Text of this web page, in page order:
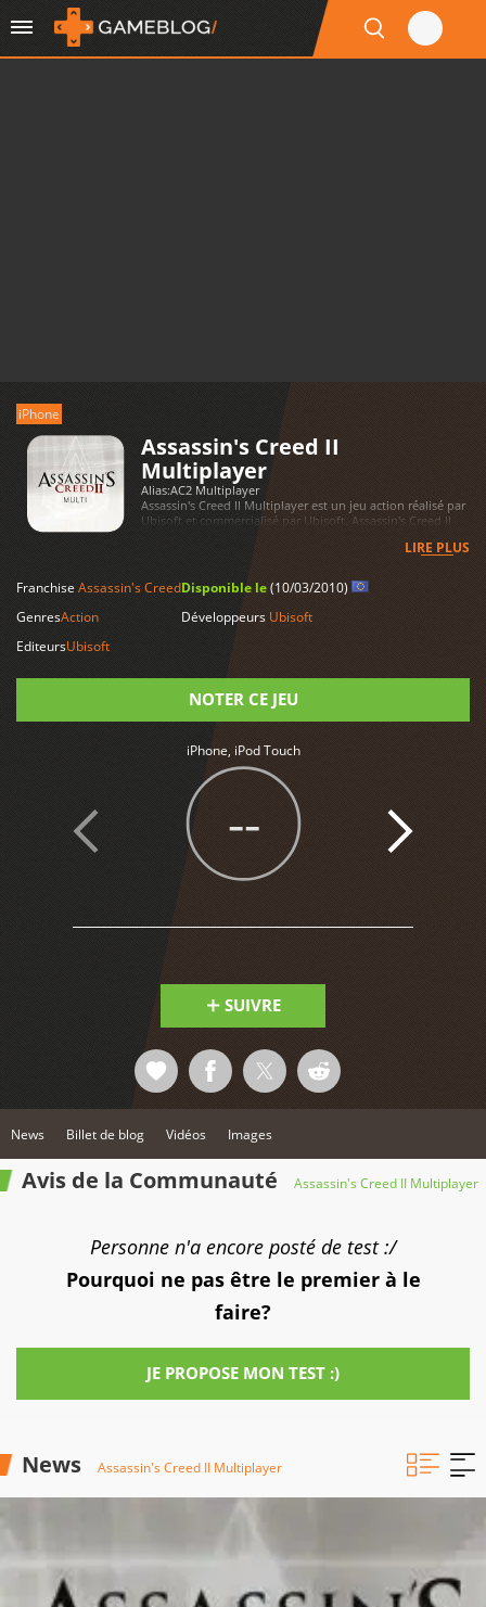
iPhone
Assassin's Creed II
Multiplayer
Alias:AC2 Multiplayer
Assassin's Creed II Multiplayer est un jeu action réalisé par
Ubisoft et commercialisé par Ubisoft. Assassin's Creed II
Multiplayer est disponible sur iPhone, iPod Touch
LIRE PLUS
FranchiseAssassin's Creed
GenresAction
EditeursUbisoft
Disponible le(10/03/2010)
Développeurs Ubisoft
NOTER CE JEU
iPhone, iPod Touch
--
SUIVRE
News Billet de blog Vidéos Images
Avis de la Communauté Assassin's Creed II Multiplayer
Personne n'a encore posté de test :/
Pourquoi ne pas être le premier à le
faire?
JE PROPOSE MON TEST :)
News Assassin's Creed II Multiplayer